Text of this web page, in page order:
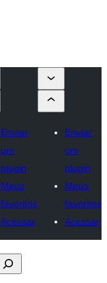
Enviar
um
plugin
Meus
favoritos
Acessar
Enviar
um
plugin
Meus
favoritos
Acessar